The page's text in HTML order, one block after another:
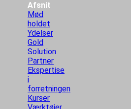
Afsnit
Mød
holdet
Ydelser
Gold
Solution
Partner
Ekspertise
i
forretningen
Kurser